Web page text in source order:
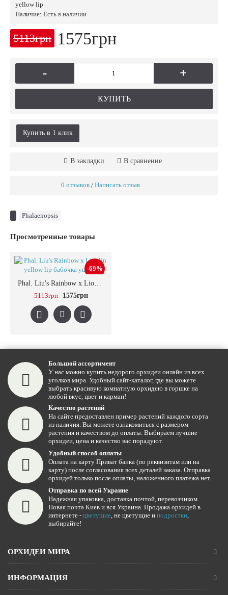
yellow lip
Наличие: Есть в наличии
5113грн 1575грн
- +
КУПИТЬ
Купить в 1 клик
В закладки В сравнение
0 отзывов / Написать отзыв
Phalaenopsis
Просмотренные товары
-69%
Phal. Liu's Rainbow x Lioulin yellow lip бабочка уценка
5113грн
1575грн
Большой ассортимент
У нас можно купить недорого орхидеи онлайн из всех
уголков мира. Удобный сайт-каталог, где вы можете
выбрать красивую комнатную орхидею в горшке на
любой вкус, цвет и карман!
Качество растений
На сайте предоставлен пример растений каждого сорта
из наличия. Вы можете ознакомиться с размером
растения и качеством до оплаты. Выбираем лучшие
орхидеи, цена и качество вас порадуют.
Удобный способ оплаты
Оплата на карту Приват банка (по реквизитам или на
карту) после согласования всех деталей заказа. Отправка
орхидей только после оплаты, наложенного платежа нет.
Отправка по всей Украине
Надежная упаковка, доставка почтой, перевозчиком
Новая почта Киев и вся Украина. Продажа орхидей в
интернете - цветущие, не цветущие и подростки,
выбирайте!
ОРХИДЕИ МИРА
ИНФОРМАЦИЯ